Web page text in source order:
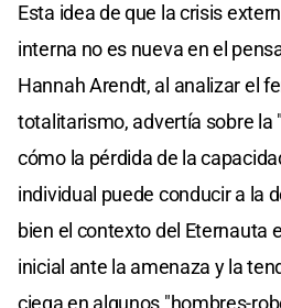
Esta idea de que la crisis
interna no es nueva en el
Hannah Arendt, al analizar el
totalitarismo, advertía sobre la
cómo la pérdida de la
individual puede conducir a la
bien el contexto del Eternauta
inicial ante la amenaza y la
ciega en algunos "hombres-